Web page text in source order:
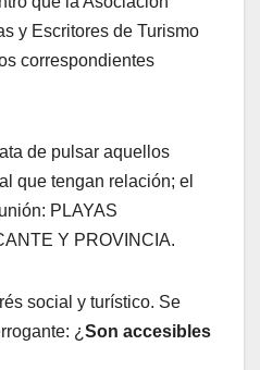
y Escritores de Turismo
correspondientes
de pulsar aquellos
que tengan relación; el
PLAYAS
Y PROVINCIA.
social y turístico. Se
¿ Son accesibles